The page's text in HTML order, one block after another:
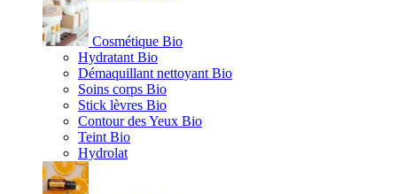
Cosmétique Bio
Hydratant Bio
Démaquillant nettoyant Bio
Soins corps Bio
Stick lèvres Bio
Contour des Yeux Bio
Teint Bio
Hydrolat